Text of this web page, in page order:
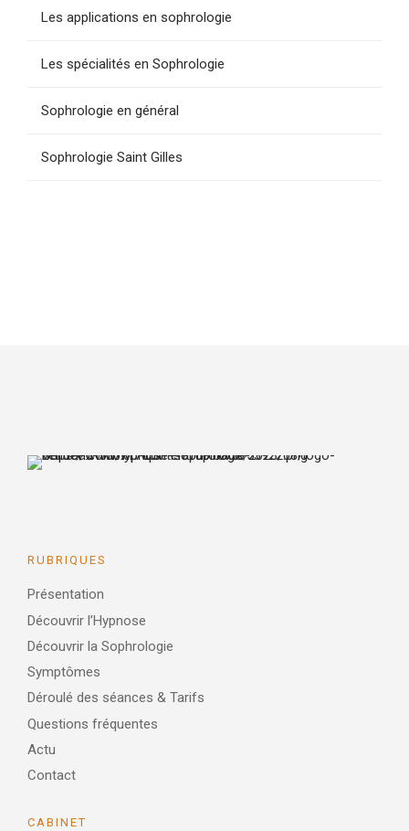
Les applications en sophrologie
Les spécialités en Sophrologie
Sophrologie en général
Sophrologie Saint Gilles
RUBRIQUES
Présentation
Découvrir l’Hypnose
Découvrir la Sophrologie
Symptômes
Déroulé des séances & Tarifs
Questions fréquentes
Actu
Contact
CABINET